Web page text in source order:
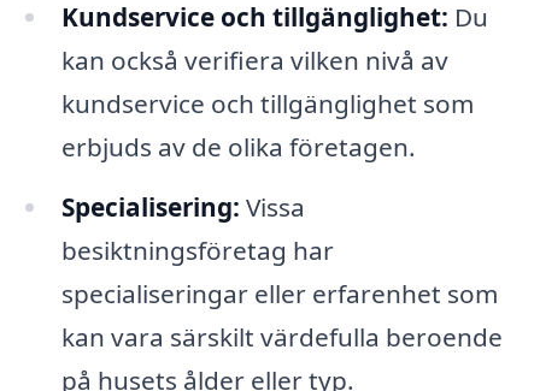
Kundservice och tillgänglighet: Du
kan också verifiera vilken nivå av
kundservice och tillgänglighet som
erbjuds av de olika företagen.
Specialisering: Vissa
besiktningsföretag har
specialiseringar eller erfarenhet som
kan vara särskilt värdefulla beroende
på husets ålder eller typ.